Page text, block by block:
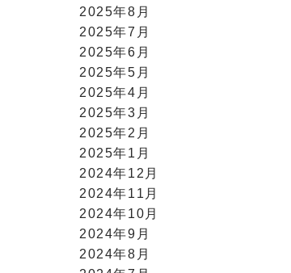
2025年8月
2025年7月
2025年6月
2025年5月
2025年4月
2025年3月
2025年2月
2025年1月
2024年12月
2024年11月
2024年10月
2024年9月
2024年8月